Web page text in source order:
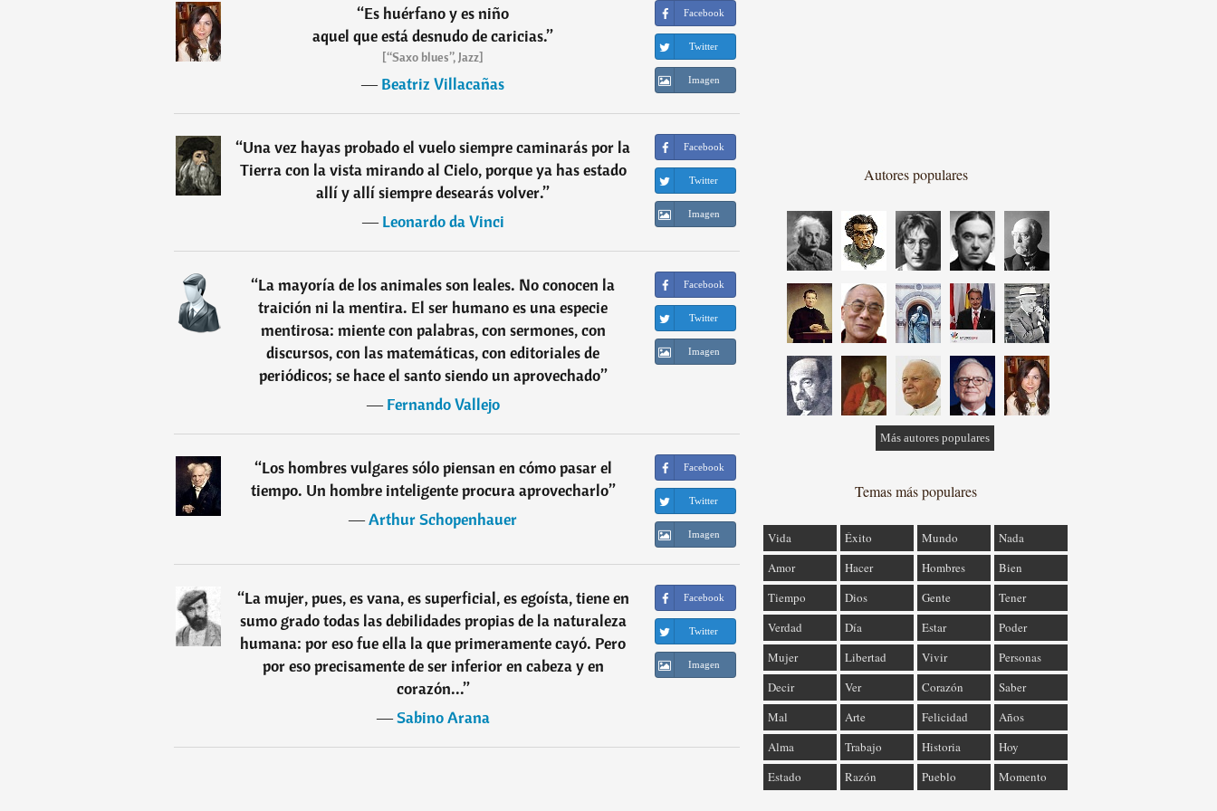
“Es huérfano y es niño
aquel que está desnudo de caricias.”
[“Saxo blues”, Jazz]
―Beatriz Villacañas
Facebook
Twitter
Imagen
“Una vez hayas probado el vuelo siempre caminarás por la
Tierra con la vista mirando al Cielo, porque ya has estado
allí y allí siempre desearás volver.”
―Leonardo da Vinci
Facebook
Twitter
Imagen
“La mayoría de los animales son leales. No conocen la
traición ni la mentira. El ser humano es una especie
mentirosa: miente con palabras, con sermones, con
discursos, con las matemáticas, con editoriales de
periódicos; se hace el santo siendo un aprovechado”
―Fernando Vallejo
Facebook
Twitter
Imagen
“Los hombres vulgares sólo piensan en cómo pasar el
tiempo. Un hombre inteligente procura aprovecharlo”
―Arthur Schopenhauer
Facebook
Twitter
Imagen
“La mujer, pues, es vana, es superficial, es egoísta, tiene en
sumo grado todas las debilidades propias de la naturaleza
humana: por eso fue ella la que primeramente cayó. Pero
por eso precisamente de ser inferior en cabeza y en
corazón...”
―Sabino Arana
Facebook
Twitter
Imagen
Autores populares
Más autores populares
Temas más populares
Vida Éxito Mundo
Nada
Amor
Hacer Hombres
Bien
Tiempo
Dios Gente
Tener
Verdad
Día Estar
Poder
Mujer
Libertad Vivir
Personas
Decir
Ver Corazón
Saber
Mal
Arte Felicidad
Años
Alma
Trabajo Historia
Hoy
Estado
Razón Pueblo Momento